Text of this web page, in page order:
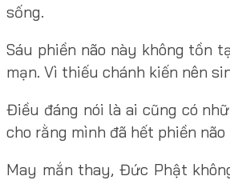
sống.
Sáu phiền não này không tồn
mạn. Vì thiếu chánh kiến nên
Điều đáng nói là ai cũng có
cho rằng mình đã hết phiền
May mắn thay, Đức Phật